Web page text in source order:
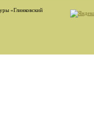
«Глинковский